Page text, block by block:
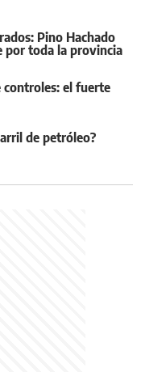
Pino Hachado
por toda la provincia
controles: el fuerte
de petróleo?